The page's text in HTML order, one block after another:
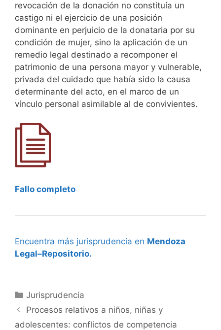
revocación de la donación no constituía un
castigo ni el ejercicio de una posición
dominante en perjuicio de la donataria por su
condición de mujer, sino la aplicación de un
remedio legal destinado a recomponer el
patrimonio de una persona mayor y vulnerable,
privada del cuidado que había sido la causa
determinante del acto, en el marco de un
vínculo personal asimilable al de convivientes.
Fallo completo
Encuentra más jurisprudencia en Mendoza
Legal–Repositorio.
Categorías
Jurisprudencia
Procesos relativos a niños, niñas y
adolescentes: conflictos de competencia